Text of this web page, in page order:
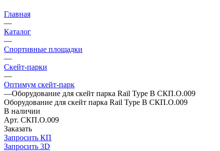
Главная
—
Каталог
—
Спортивные площадки
—
Скейт-парки
—
Оптимум скейт-парк
—Оборудование для скейт парка Rail Type B СКП.О.009
Оборудование для скейт парка Rail Type B СКП.О.009
В наличии
Арт. СКП.О.009
Заказать
Запросить КП
Запросить 3D